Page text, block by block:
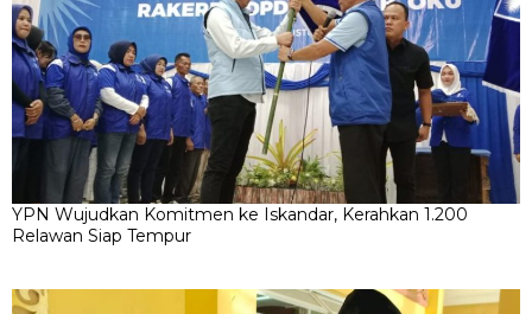
YPN Wujudkan Komitmen ke Iskandar, Kerahkan 1.200
Relawan Siap Tempur